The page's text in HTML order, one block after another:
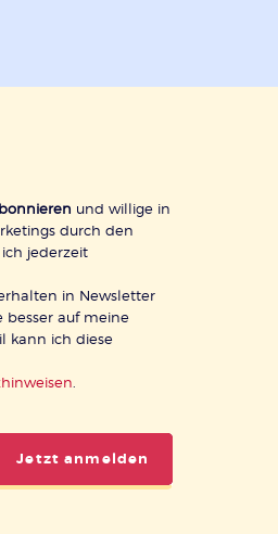
und willige in
durch den
jederzeit
in Newsletter
besser auf meine
kann ich diese
Jetzt anmelden